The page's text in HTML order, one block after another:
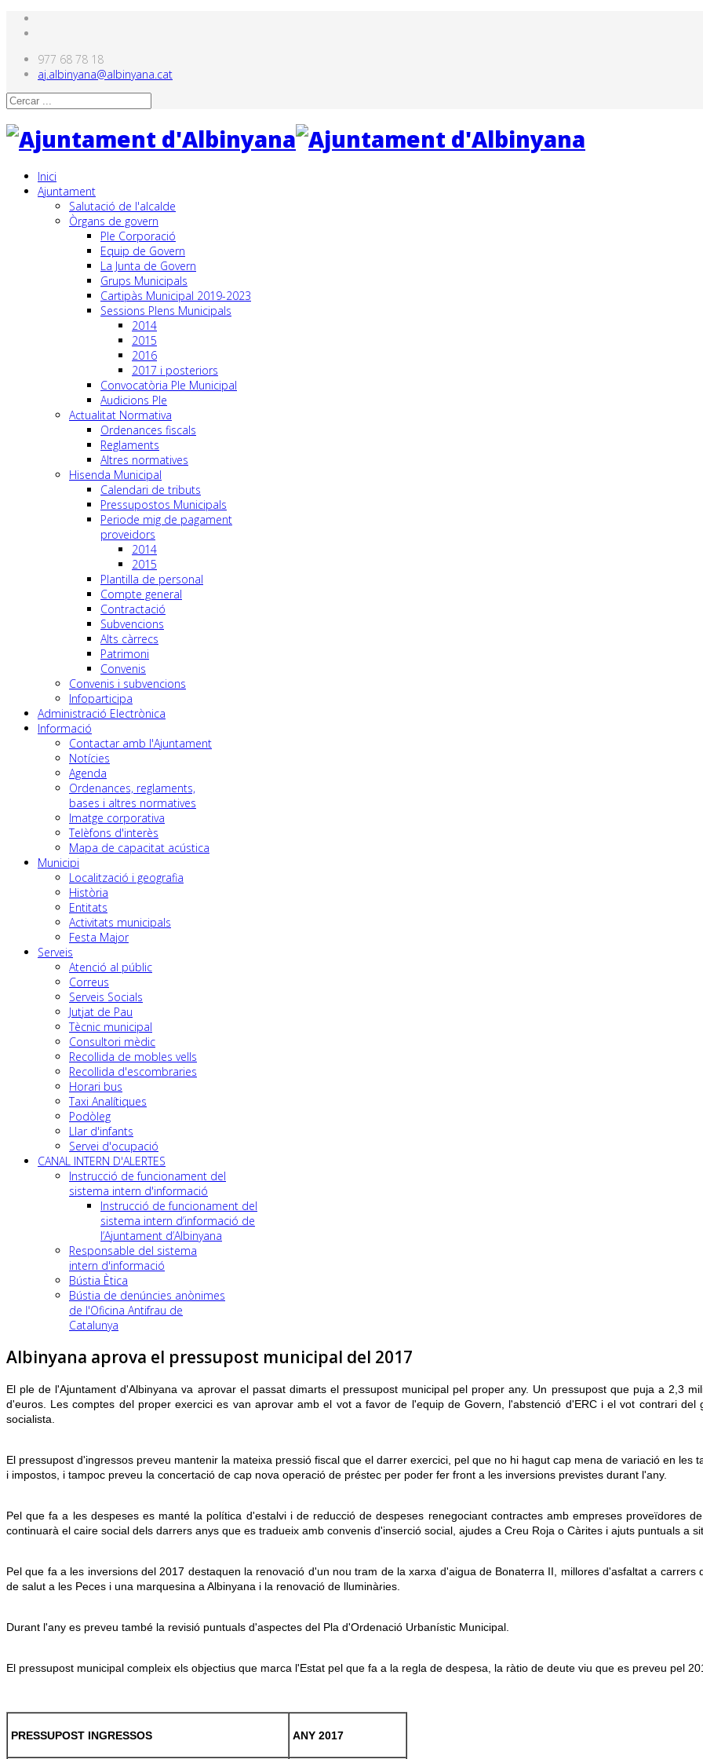
977 68 78 18
aj.albinyana@albinyana.cat
Inici
Ajuntament
Salutació de l'alcalde
Òrgans de govern
Ple Corporació
Equip de Govern
La Junta de Govern
Grups Municipals
Cartipàs Municipal 2019-2023
Sessions Plens Municipals
2014
2015
2016
2017 i posteriors
Convocatòria Ple Municipal
Audicions Ple
Actualitat Normativa
Ordenances fiscals
Reglaments
Altres normatives
Hisenda Municipal
Calendari de tributs
Pressupostos Municipals
Periode mig de pagament
proveidors
2014
2015
Plantilla de personal
Compte general
Contractació
Subvencions
Alts càrrecs
Patrimoni
Convenis
Convenis i subvencions
Infoparticipa
Administració Electrònica
Informació
Contactar amb l'Ajuntament
Notícies
Agenda
Ordenances, reglaments,
bases i altres normatives
Imatge corporativa
Telèfons d'interès
Mapa de capacitat acústica
Municipi
Localització i geografia
Història
Entitats
Activitats municipals
Festa Major
Serveis
Atenció al públic
Correus
Serveis Socials
Jutjat de Pau
Tècnic municipal
Consultori mèdic
Recollida de mobles vells
Recollida d'escombraries
Horari bus
Taxi Analítiques
Podòleg
Llar d'infants
Servei d'ocupació
CANAL INTERN D'ALERTES
Instrucció de funcionament del
sistema intern d'informació
Instrucció de funcionament del
sistema intern d’informació de
l’Ajuntament d’Albinyana
Responsable del sistema
intern d'informació
Bústia Ètica
Bústia de denúncies anònimes
de l'Oficina Antifrau de
Catalunya
Albinyana aprova el pressupost municipal del 2017
El ple de l'Ajuntament d'Albinyana va aprovar el passat dimarts el pressupost municipal pel proper any. Un pressupost que puja a 2,3
d'euros. Les comptes del proper exercici es van aprovar amb el vot a favor de l'equip de Govern, l'abstenció d'ERC i el vot contrari del
socialista.
El pressupost d'ingressos preveu mantenir la mateixa pressió fiscal que el darrer exercici, pel que no hi hagut cap mena de variació en les
i impostos, i tampoc preveu la concertació de cap nova operació de préstec per poder fer front a les inversions previstes durant l'any.
Pel que fa a les despeses es manté la política d'estalvi i de reducció de despeses renegociant contractes amb empreses proveïdores
continuarà el caire social dels darrers anys que es tradueix amb convenis d'inserció social, ajudes a Creu Roja o Càrites i ajuts puntuals a
Pel que fa a les inversions del 2017 destaquen la renovació d'un nou tram de la xarxa d'aigua de Bonaterra II, millores d'asfaltat a
de salut a les Peces i una marquesina a Albinyana i la renovació de lluminàries.
Durant l'any es preveu també la revisió puntuals d'aspectes del Pla d'Ordenació Urbanístic Municipal.
El pressupost municipal compleix els objectius que marca l'Estat pel que fa a la regla de despesa, la ràtio de deute viu que es preveu pel
PRESSUPOST INGRESSOS ANY 2017